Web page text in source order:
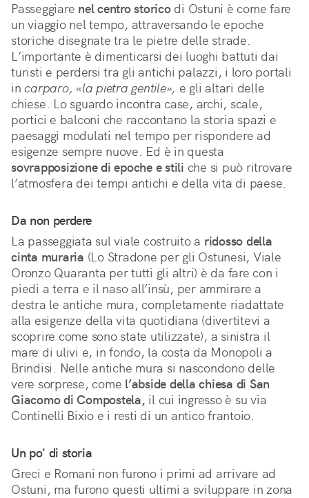
Passeggiare nel centro storico di Ostuni è come fare
un viaggio nel tempo, attraversando le epoche
storiche disegnate tra le pietre delle strade.
L’importante è dimenticarsi dei luoghi battuti dai
turisti e perdersi tra gli antichi palazzi, i loro portali
in carparo, «la pietra gentile», e gli altari delle
chiese. Lo sguardo incontra case, archi, scale,
portici e balconi che raccontano la storia spazi e
paesaggi modulati nel tempo per rispondere ad
sovrapposizione di epoche e stili che si può ritrovare
l’atmosfera dei tempi antichi e della vita di paese.
Da non perdere
La passeggiata sul viale costruito a ridosso della
cinta muraria (Lo Stradone per gli Ostunesi, Viale
Oronzo Quaranta per tutti gli altri) è da fare con i
piedi a terra e il naso all’insù, per ammirare a
destra le antiche mura, completamente riadattate
alla esigenze della vita quotidiana (divertitevi a
scoprire come sono state utilizzate), a sinistra il
mare di ulivi e, in fondo, la costa da Monopoli a
Brindisi. Nelle antiche mura si nascondono delle
vere sorprese, come l’abside della chiesa di San
Giacomo di Compostela, il cui ingresso è su via
Continelli Bixio e i resti di un antico frantoio.
Un po' di storia
Greci e Romani non furono i primi ad arrivare ad
Ostuni, ma furono questi ultimi a sviluppare in zona